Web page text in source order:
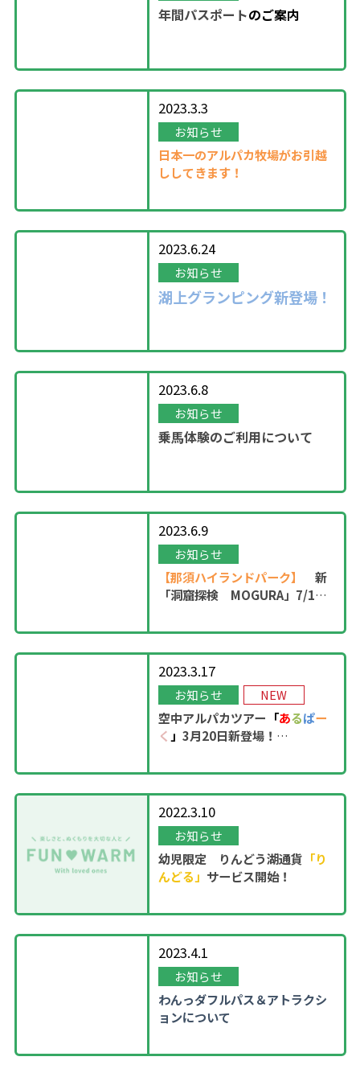
年間パスポートのご案内
2023.3.3
お知らせ
日本一のアルパカ牧場がお引越
ししてきます！
2023.6.24
お知らせ
湖上グランピング新登場！
2023.6.8
お知らせ
乗馬体験のご利用について
2023.6.9
お知らせ
【那須ハイランドパーク】
新
「洞窟探検 MOGURA」7/1
2023.3.17
お知らせ NEW
空中アルパカツアー 「あるぱー
く 」3月20日新登場！
2022.3.10
お知らせ
幼児限定 りんどう湖通貨 「り
んどる」 サービス開始！
2023.4.1
お知らせ
わんっダフルパス＆アトラクシ
ョンについて